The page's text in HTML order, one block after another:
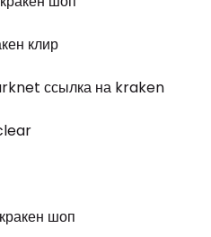
клир
ссылка на kraken
шоп